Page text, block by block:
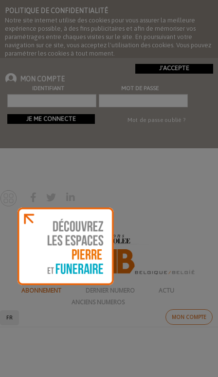
POLITIQUE DE CONFIDENTIALITÉ
Notre site internet utilise des cookies pour vous assurer la meilleure
expérience possible, à des fins publicitaires et afin de mémoriser vos
paramétrages entre chaques visites sur le site. En poursuivant votre
navigation sur ce site, vous acceptez l'utilisation des cookies. Vous pouvez
paramétrer les cookies à tout moment.
J'ACCEPTE
MON COMPTE
IDENTIFIANT MOT DE PASSE
JE ME CONNECTE Mot de passe oublié ?
MON COMPTE
FR
ABONNEMENT DERNIER NUMERO
ACTU
ANCIENS NUMEROS